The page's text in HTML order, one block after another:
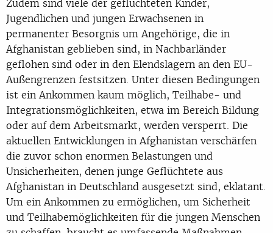
Zudem sind viele der geflüchteten Kinder,
Jugendlichen und jungen Erwachsenen in
permanenter Besorgnis um Angehörige, die in
Afghanistan geblieben sind, in Nachbarländer
geflohen sind oder in den Elendslagern an den EU-
Außengrenzen festsitzen. Unter diesen Bedingungen
ist ein Ankommen kaum möglich, Teilhabe- und
Integrationsmöglichkeiten, etwa im Bereich Bildung
oder auf dem Arbeitsmarkt, werden versperrt. Die
aktuellen Entwicklungen in Afghanistan verschärfen
die zuvor schon enormen Belastungen und
Unsicherheiten, denen junge Geflüchtete aus
Afghanistan in Deutschland ausgesetzt sind, eklatant.
Um ein Ankommen zu ermöglichen, um Sicherheit
und Teilhabemöglichkeiten für die jungen Menschen